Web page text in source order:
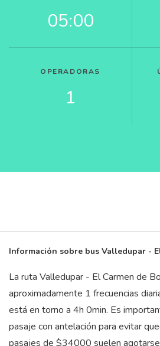
05:00
OPERADORAS
1
Información sobre bus Valledupar -
La ruta Valledupar - El Carmen de
aproximadamente 1 frecuencias
está en torno a 4h 0min. Es
pasaje con antelación para evitar
pasajes de $34000 suelen